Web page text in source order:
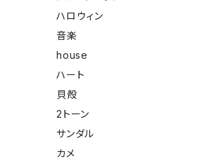
ハロウィン
音楽
house
ハート
貝殻
2トーン
サンダル
カメ